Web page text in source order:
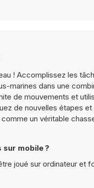
! Accomplissez les
marines dans une
de mouvements et
de nouvelles étapes
un véritable
sur mobile ?
joué sur ordinateur et